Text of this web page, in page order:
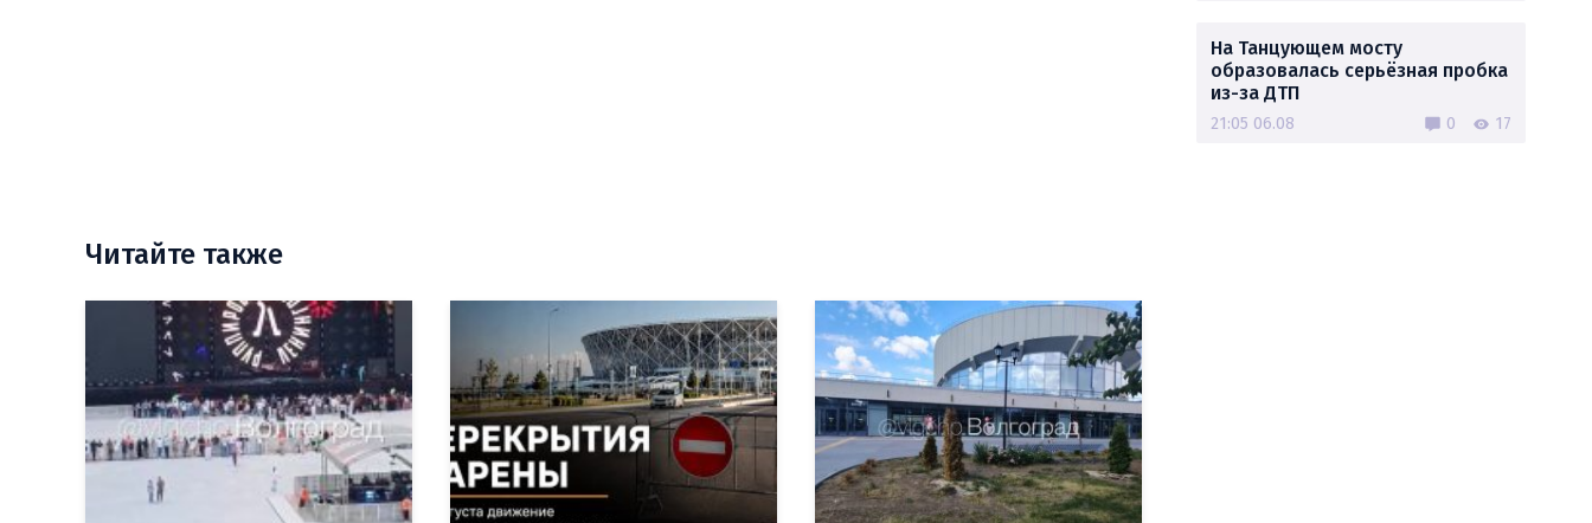
На Танцующем мосту
образовалась серьёзная пробка
из-за ДТП
21:05 06.08 0 17
Читайте также